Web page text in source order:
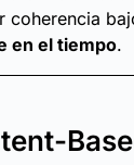
coherencia
en el tiempo.